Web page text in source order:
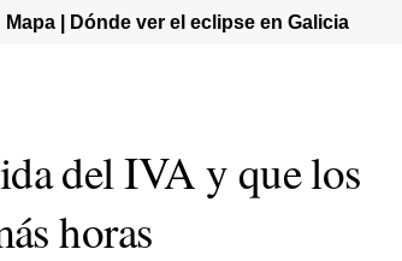
Mapa | Dónde ver el eclipse en Galicia
del IVA y que los
horas